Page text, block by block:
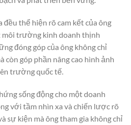
đều thể hiện rõ cam kết của ông
trường kinh doanh thịnh
đóng góp của ông không chỉ
còn góp phần nâng cao hình ảnh
trường quốc tế.
sống động cho một doanh
với tầm nhìn xa và chiến lược rõ
sự kiện mà ông tham gia không chỉ